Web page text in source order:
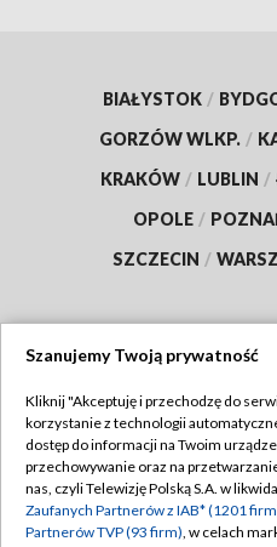
BIAŁYSTOK /
GORZÓW WLKP. /
KRAKÓW / LUBLIN /
OPOLE /
SZCZECIN /
Abonament TVP
Emisja w TVP
Polityka
Szanujemy Twoją prywatność
Kliknij "Akceptuję i przechodzę do
korzystanie z technologii
dostęp do informacji na Twoim
przechowywanie oraz na
nas, czyli Telewizję Polską S.A. w
Zaufanych Partnerów z IAB* (1201
Partnerów TVP (93 firm), w celach